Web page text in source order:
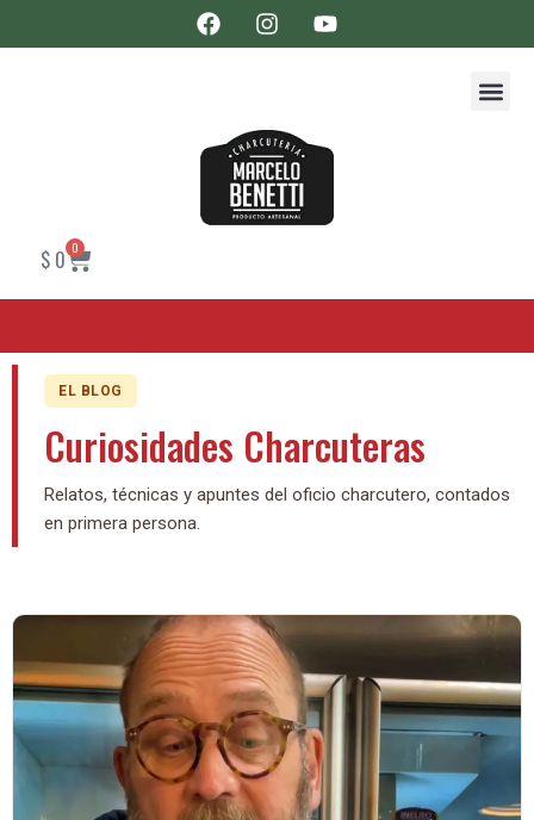
$ 0 0
EL BLOG
Curiosidades Charcuteras
Relatos, técnicas y apuntes del oficio charcutero, contados
en primera persona.